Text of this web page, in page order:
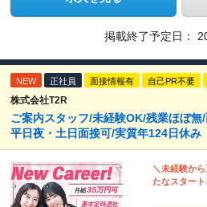
掲載終了予定日：
NEW 正社員 面接情報有 自己PR不要
株式会社T2R
ご案内スタッフ/未経験OK/残業ほぼ
平日夜・土日面接可/実質年124日休み
＼未経験か
たなスター